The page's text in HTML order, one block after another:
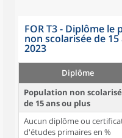
FOR T3 - Diplôme
non scolarisée de
2023
Diplôme
Population non
de 15 ans ou plus
Aucun diplôme ou
d'études primaires en %